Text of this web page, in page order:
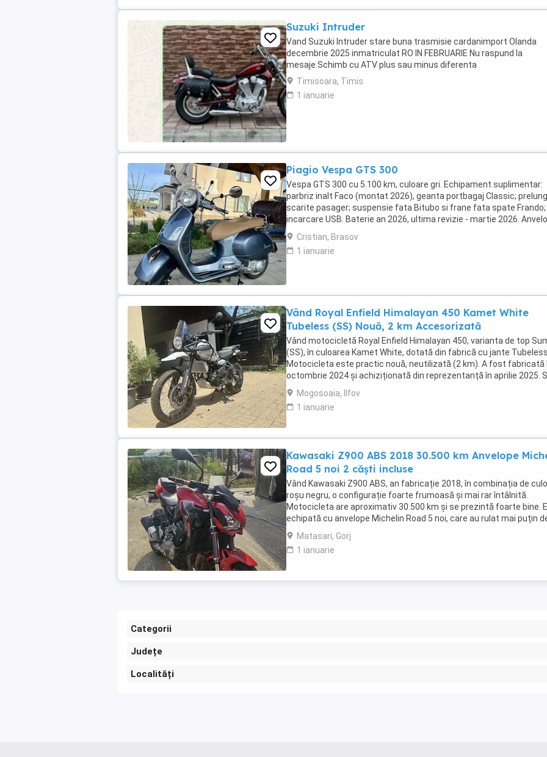
Suzuki Intruder
Vand Suzuki Intruder stare buna trasmisie cardanimport Olanda
decembrie 2025 inmatriculat RO IN FEBRUARIE Nu raspund la
mesaje.Schimb cu ATV plus sau minus diferenta
Timisoara, Timis
1 ianuarie
Piagio Vespa GTS 300
Vespa GTS 300 cu 5.100 km, culoare gri. Echipament suplimentar:
parbriz inalt Faco (montat 2026), geanta portbagaj Classic;
scarite pasager; suspensie fata Bitubo si frane fata spate Frando;
incarcare USB. Baterie an 2026, ultima revizie - martie 2026.
2024. Itp valabil pana in ...
Cristian, Brasov
1 ianuarie
Vând Royal Enfield Himalayan 450 Kamet White
Tubeless (SS) Nouă, 2 km Accesorizată
Vând motocicletă Royal Enfield Himalayan 450, varianta de top
(SS), în culoarea Kamet White, dotată din fabrică cu jante
Motocicleta este practic nouă, neutilizată (2 km). A fost fabricată
octombrie 2024 și achiziționată din reprezentanță în aprilie 2025.
află în stare absolut ...
Mogosoaia, Ilfov
1 ianuarie
Kawasaki Z900 ABS 2018 30.500 km Anvelope
Road 5 noi 2 căști incluse
Vând Kawasaki Z900 ABS, an fabricație 2018, în combinația de
roșu negru, o configurație foarte frumoasă și mai rar întâlnită.
Motocicleta are aproximativ 30.500 km și se prezintă foarte bine.
echipată cu anvelope Michelin Road 5 noi, care au rulat mai puțin
100 km. RAR efectuat recent, ...
Matasari, Gorj
1 ianuarie
Categorii
Județe
Localități